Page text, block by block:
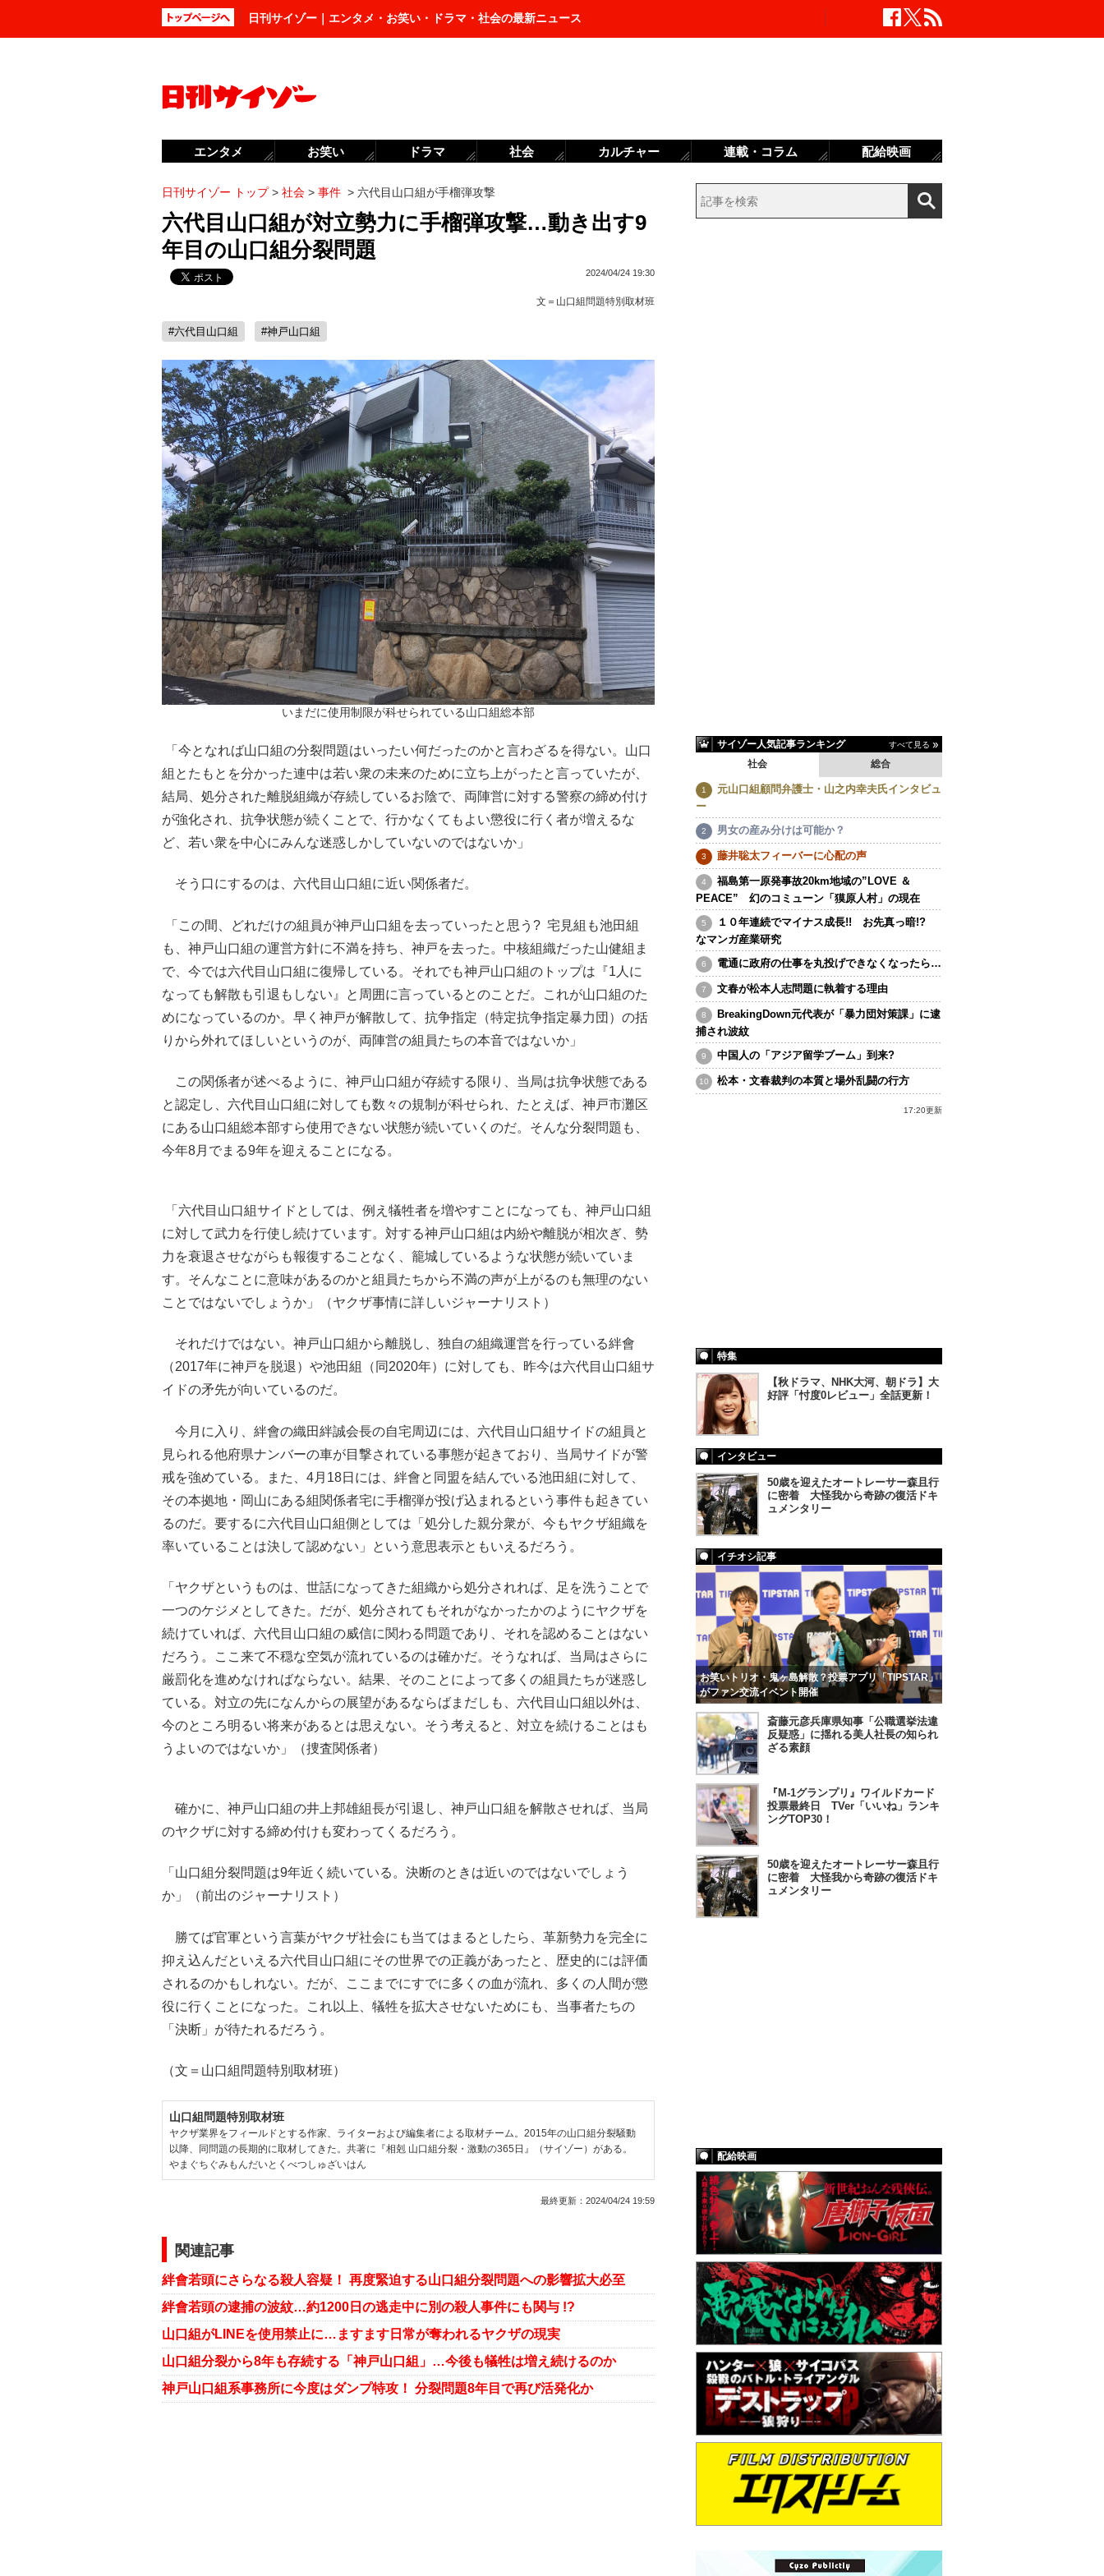
日刊サイゾー｜エンタメ・お笑い・ドラマ・社会の最新ニュース
日刊サイゾー トップ> 社会 > 事件 > 六代目山口組が手榴弾攻撃
六代目山口組が対立勢力に手榴弾攻撃…動き出す9
年目の山口組分裂問題
2024/04/24 19:30
文＝ 山口組問題特別取材班
#六代目山口組 #神戸山口組
いまだに使用制限が科せられている山口組総本部
「今となれば山口組の分裂問題はいったい何だったのかと言わざるを得ない。山口
組とたもとを分かった連中は若い衆の未来のために立ち上がったと言っていたが、
結局、処分された離脱組織が存続しているお陰で、両陣営に対する警察の締め付け
が強化され、抗争状態が続くことで、行かなくてもよい懲役に行く者が増えるな
ど、若い衆を中心にみんな迷惑しかしていないのではないか」
そう口にするのは、六代目山口組に近い関係者だ。
「この間、どれだけの組員が神戸山口組を去っていったと思う? 宅見組も池田組
も、神戸山口組の運営方針に不満を持ち、神戸を去った。中核組織だった山健組ま
で、今では六代目山口組に復帰している。それでも神戸山口組のトップは『1人に
なっても解散も引退もしない』と周囲に言っているとのことだ。これが山口組のた
めになっているのか。早く神戸が解散して、抗争指定（特定抗争指定暴力団）の括
りから外れてほしいというのが、両陣営の組員たちの本音ではないか」
この関係者が述べるように、神戸山口組が存続する限り、当局は抗争状態である
と認定し、六代目山口組に対しても数々の規制が科せられ、たとえば、神戸市灘区
にある山口組総本部すら使用できない状態が続いていくのだ。そんな分裂問題も、
今年8月でまる9年を迎えることになる。
「六代目山口組サイドとしては、例え犠牲者を増やすことになっても、神戸山口組
に対して武力を行使し続けています。対する神戸山口組は内紛や離脱が相次ぎ、勢
力を衰退させながらも報復することなく、籠城しているような状態が続いていま
す。そんなことに意味があるのかと組員たちから不満の声が上がるのも無理のない
ことではないでしょうか」（ヤクザ事情に詳しいジャーナリスト）
それだけではない。神戸山口組から離脱し、独自の組織運営を行っている絆會
（2017年に神戸を脱退）や池田組（同2020年）に対しても、昨今は六代目山口組サ
イドの矛先が向いているのだ。
今月に入り、絆會の織田絆誠会長の自宅周辺には、六代目山口組サイドの組員と
見られる他府県ナンバーの車が目撃されている事態が起きており、当局サイドが警
戒を強めている。また、4月18日には、絆會と同盟を結んでいる池田組に対して、
その本拠地・岡山にある組関係者宅に手榴弾が投げ込まれるという事件も起きてい
るのだ。要するに六代目山口組側としては「処分した親分衆が、今もヤクザ組織を
率いていることは決して認めない」という意思表示ともいえるだろう。
「ヤクザというものは、世話になってきた組織から処分されれば、足を洗うことで
一つのケジメとしてきた。だが、処分されてもそれがなかったかのようにヤクザを
続けていれば、六代目山口組の威信に関わる問題であり、それを認めることはない
だろう。ここ来て不穏な空気が流れているのは確かだ。そうなれば、当局はさらに
厳罰化を進めなければならない。結果、そのことによって多くの組員たちが迷惑し
ている。対立の先になんからの展望があるならばまだしも、六代目山口組以外は、
今のところ明るい将来があるとは思えない。そう考えると、対立を続けることはも
うよいのではないか」（捜査関係者）
確かに、神戸山口組の井上邦雄組長が引退し、神戸山口組を解散させれば、当局
のヤクザに対する締め付けも変わってくるだろう。
「山口組分裂問題は9年近く続いている。決断のときは近いのではないでしょう
か」（前出のジャーナリスト）
勝てば官軍という言葉がヤクザ社会にも当てはまるとしたら、革新勢力を完全に
抑え込んだといえる六代目山口組にその世界での正義があったと、歴史的には評価
されるのかもしれない。だが、ここまでにすでに多くの血が流れ、多くの人間が懲
役に行くことになった。これ以上、犠牲を拡大させないためにも、当事者たちの
「決断」が待たれるだろう。
（文＝山口組問題特別取材班）
山口組問題特別取材班
ヤクザ業界をフィールドとする作家、ライターおよび編集者による取材チーム。2015年の山口組分裂騒動
以降、同問題の長期的に取材してきた。共著に『相剋 山口組分裂・激動の365日』（サイゾー）がある。
やまぐちぐみもんだいとくべつしゅざいはん
最終更新： 2024/04/24 19:59
関連記事
絆會若頭にさらなる殺人容疑！ 再度緊迫する山口組分裂問題への影響拡大必至
絆會若頭の逮捕の波紋…約1200日の逃走中に別の殺人事件にも関与 !?
山口組がLINEを使用禁止に…ますます日常が奪われるヤクザの現実
山口組分裂から8年も存続する「神戸山口組」…今後も犠牲は増え続けるのか
神戸山口組系事務所に今度はダンプ特攻！ 分裂問題8年目で再び活発化か
サイゾー人気記事ランキング すべて見る
社会 総合
元山口組顧問弁護士・山之内幸夫氏インタビュ
ー
男女の産み分けは可能か？
藤井聡太フィーバーに心配の声
福島第一原発事故20km地域の”LOVE ＆
PEACE” 幻のコミューン「獏原人村」の現在
１０年連続でマイナス成長!! お先真っ暗!?
なマンガ産業研究
電通に政府の仕事を丸投げできなくなったら…
文春が松本人志問題に執着する理由
BreakingDown元代表が「暴力団対策課」に逮
捕され波紋
中国人の「アジア留学ブーム」到来?
松本・文春裁判の本質と場外乱闘の行方
17:20更新
特集
【秋ドラマ、NHK大河、朝ドラ】大
好評「忖度0レビュー」全話更新！
インタビュー
50歳を迎えたオートレーサー森且行
に密着 大怪我から奇跡の復活ドキ
ュメンタリー
イチオシ記事
お笑いトリオ・鬼ヶ島解散？投票アプリ「TIPSTAR」
がファン交流イベント開催
斎藤元彦兵庫県知事「公職選挙法違
反疑惑」に揺れる美人社長の知られ
ざる素顔
『M-1グランプリ』ワイルドカード
投票最終日 TVer「いいね」ランキ
ングTOP30！
50歳を迎えたオートレーサー森且行
に密着 大怪我から奇跡の復活ドキ
ュメンタリー
配給映画
エンタメ お笑い ドラマ 社会 カルチャー 連載・コラム 配給映画